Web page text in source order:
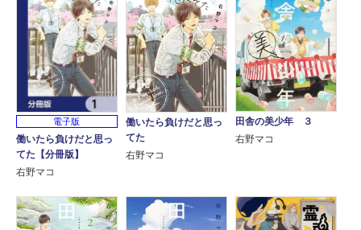
電子版
働いたら負けだと思っ
てた【分冊版】
右野マコ
働いたら負けだと思っ
てた
右野マコ
田舎の美少年 ３
右野マコ